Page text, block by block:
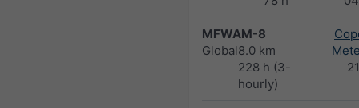
MFWAM-8
Global8.0 km
228 h (3-
hourly)